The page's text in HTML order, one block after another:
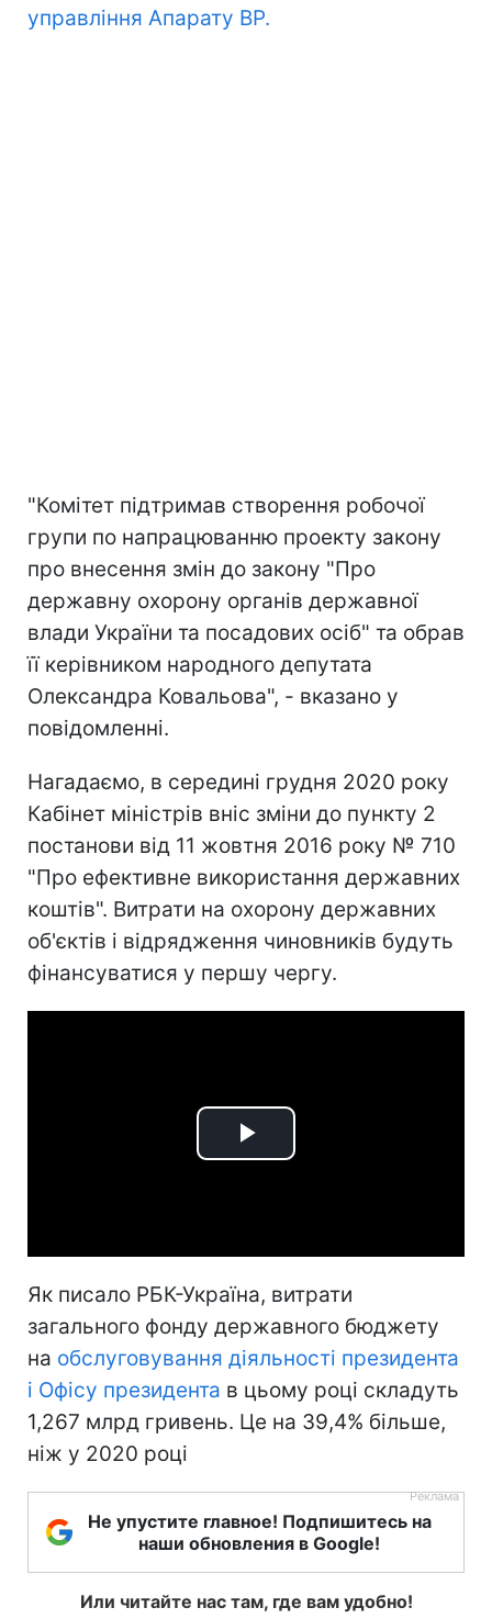
управління Апарату ВР.
"Комітет підтримав створення робочої
групи по напрацюванню проекту закону
про внесення змін до закону "Про
державну охорону органів державної
влади України та посадових осіб" та обрав
її керівником народного депутата
Олександра Ковальова", - вказано у
повідомленні.
Нагадаємо, в середині грудня 2020 року
Кабінет міністрів вніс зміни до пункту 2
постанови від 11 жовтня 2016 року № 710
"Про ефективне використання державних
коштів". Витрати на охорону державних
об'єктів і відрядження чиновників будуть
фінансуватися у першу чергу.
Play
Як писало РБК-Україна, витрати
загального фонду державного бюджету
на обслуговування діяльності президента
і Офісу президента в цьому році складуть
1,267 млрд гривень. Це на 39,4% більше,
ніж у 2020 році
Не упустите главное! Подпишитесь на
наши обновления в Google!
Или читайте нас там, где вам удобно!